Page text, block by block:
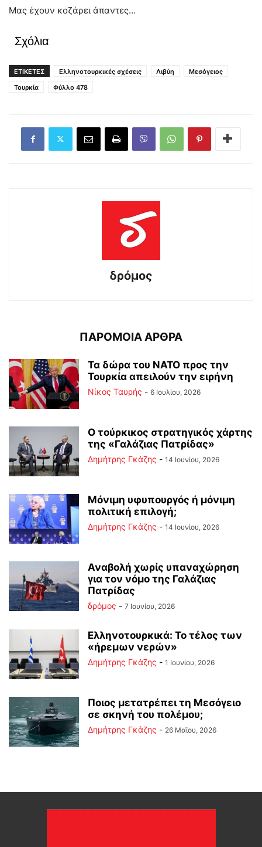
Μας έχουν κοζάρει άπαντες…
Σχόλια
ΕΤΙΚΕΤΕΣ Ελληνοτουρκικές σχέσεις Λιβύη
Μεσόγειος
Τουρκία
Φύλλο 478
δρόμος
ΠΑΡΟΜΟΙΑ ΑΡΘΡΑ
Τα δώρα του ΝΑΤΟ προς την
Τουρκία απειλούν την ειρήνη
Νίκος Ταυρής - 6 Ιουλίου, 2026
Ο τούρκικος στρατηγικός χάρτης
της «Γαλάζιας Πατρίδας»
Δημήτρης Γκάζης - 14 Ιουνίου, 2026
Μόνιμη υφυπουργός ή μόνιμη
πολιτική επιλογή;
Δημήτρης Γκάζης - 14 Ιουνίου, 2026
Αναβολή χωρίς υπαναχώρηση
για τον νόμο της Γαλάζιας
Πατρίδας
δρόμος - 7 Ιουνίου, 2026
Ελληνοτουρκικά: Το τέλος των
«ήρεμων νερών»
Δημήτρης Γκάζης - 1 Ιουνίου, 2026
Ποιος μετατρέπει τη Μεσόγειο
σε σκηνή του πολέμου;
Δημήτρης Γκάζης - 26 Μαΐου, 2026